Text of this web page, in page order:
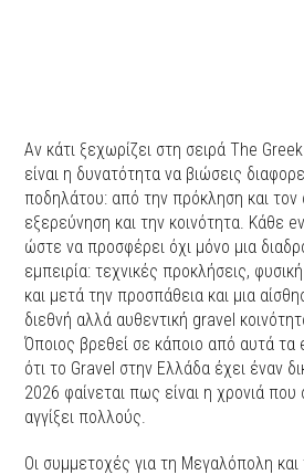
Αν κάτι ξεχωρίζει στη σειρά The
είναι η δυνατότητα να βιώσεις
ποδηλάτου: από την πρόκληση και
εξερεύνηση και την κοινότητα. Κάθε
ώστε να προσφέρει όχι μόνο μια
εμπειρία: τεχνικές προκλήσεις,
και μετά την προσπάθεια και μια
διεθνή αλλά αυθεντική gravel
Όποιος βρεθεί σε κάποιο από αυτά τα
ότι το Gravel στην Ελλάδα έχει έναν
2026 φαίνεται πως είναι η χρονιά
αγγίξει πολλούς.
Οι συμμετοχές για τη Μεγαλόπολη